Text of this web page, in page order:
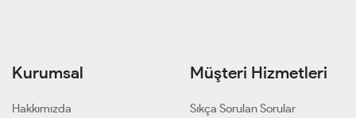
Kurumsal
Hakkımızda
Müşteri Hizmetleri
Sıkça Sorulan Sorular